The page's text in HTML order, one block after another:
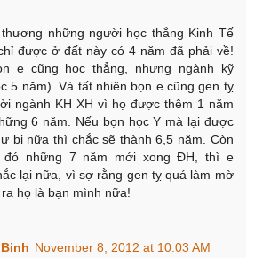
những người học thẳng Kinh Tế
được ở đất này có 4 năm đã phải về!
e cũng học thẳng, nhưng ngành kỹ
5 năm). Và tất nhiên bọn e cũng gen tỵ
ngành KH XH vì họ được thêm 1 năm
6 năm. Nếu bọn học Y mà lại được
bị nữa thì chắc sẽ thành 6,5 năm. Còn
đó những 7 năm mới xong ĐH, thì e
lại nữa, vì sợ rằng gen tỵ quá làm mờ
họ là bạn mình nữa!
November 8, 2012 at 10:03 AM